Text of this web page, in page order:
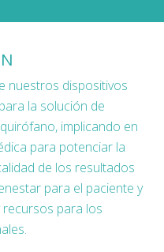
nuestros dispositivos
la solución de
implicando en
para potenciar la
de los resultados
para el paciente y
para los